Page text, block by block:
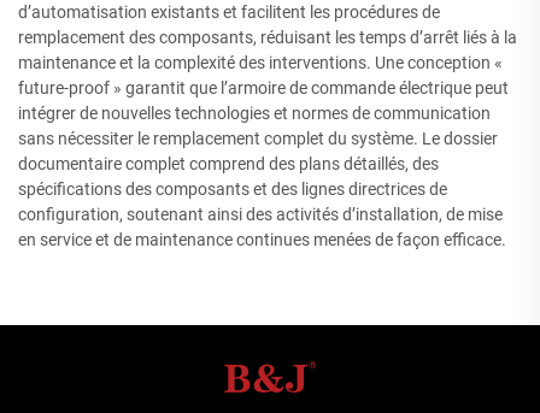
d’automatisation existants et facilitent les procédures de
remplacement des composants, réduisant les temps d’arrêt liés à la
maintenance et la complexité des interventions. Une conception «
future-proof » garantit que l’armoire de commande électrique peut
intégrer de nouvelles technologies et normes de communication
sans nécessiter le remplacement complet du système. Le dossier
documentaire complet comprend des plans détaillés, des
spécifications des composants et des lignes directrices de
configuration, soutenant ainsi des activités d’installation, de mise
en service et de maintenance continues menées de façon efficace.